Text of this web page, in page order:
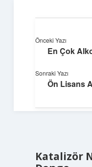
Işıltılı
Katalizör
Önceki Yazı
En Çok
Sonraki Yazı
Ön Lisans